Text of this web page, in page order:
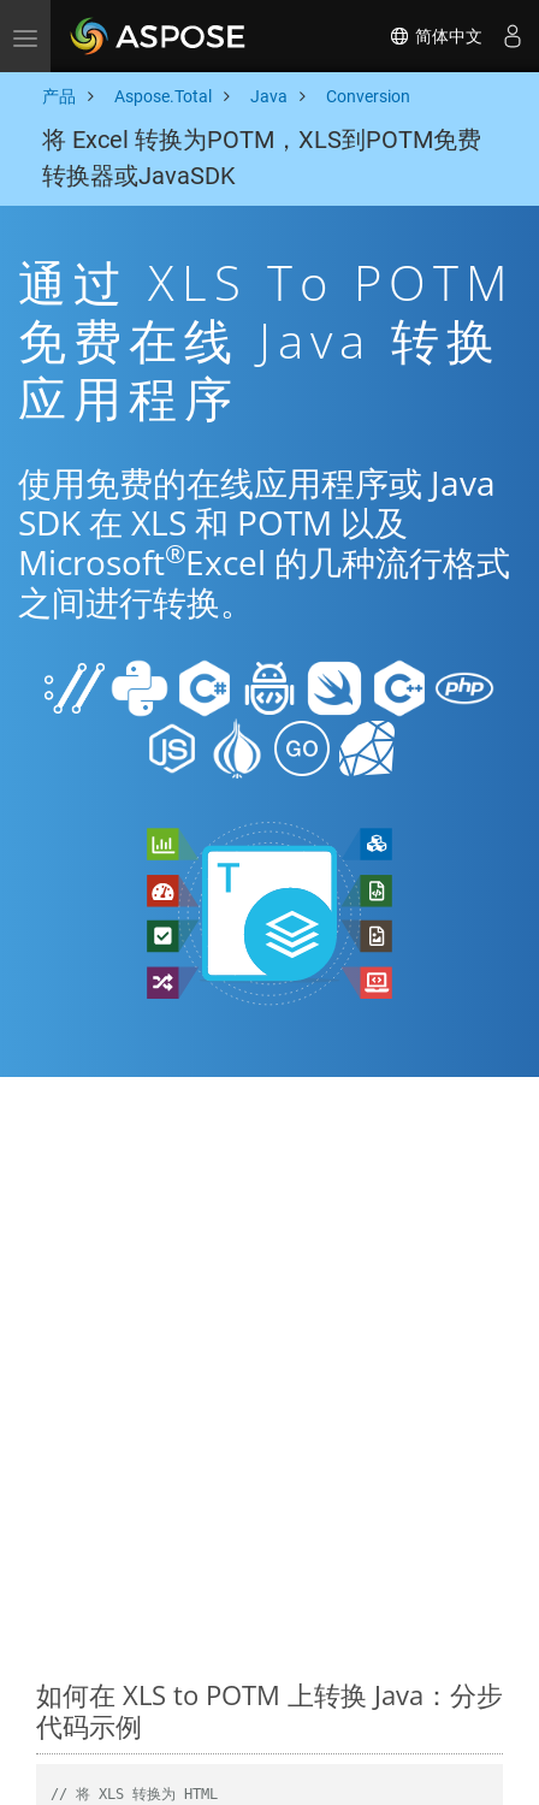
Toggle navigation 简体中文
产品 Aspose.Total Java Conversion
将 Excel 转换为POTM，XLS到POTM免费
转换器或JavaSDK
通过 XLS To POTM
免费在线 Java 转换
应用程序
使用免费的在线应用程序或 Java
SDK 在 XLS 和 POTM 以及
Microsoft®Excel 的几种流行格式
之间进行转换。
如何在 XLS to POTM 上转换 Java：分步
代码示例
// 将 XLS 转换为 HTML